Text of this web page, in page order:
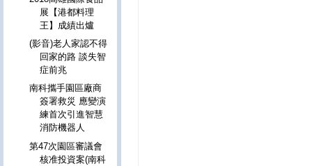
展【港都料理
王】成績出爐
(影音)老人家認不得
回家的路 談失智
症前兆
南科攜手園區廠商
簽署救災 應變演
練首次引進智慧
消防機器人
第47次園區審議會
核准投資案(南科